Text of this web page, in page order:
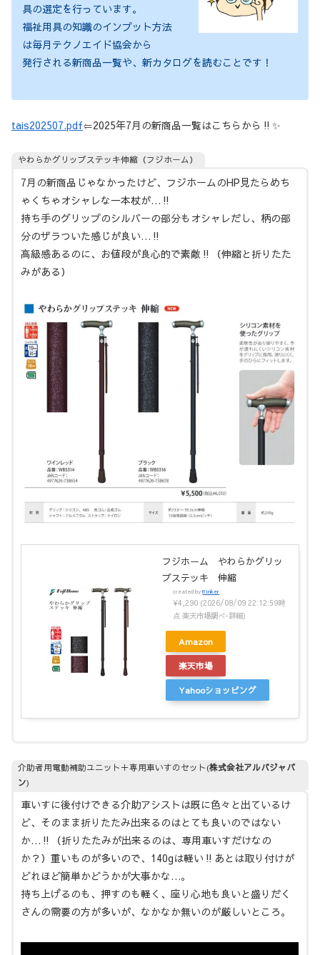
具の選定を行っています。
福祉用具の知識のインプット方法
は毎月テクノエイド協会から
発行される新商品一覧や、新カタログを読むことです！
tais202507.pdf⇐2025年7月の新商品一覧はこちらから‼✨
やわらかグリップステッキ伸縮（フジホーム）
7月の新商品じゃなかったけど、フジホームのHP見たらめち
ゃくちゃオシャレな一本杖が…‼
持ち手のグリップのシルバーの部分もオシャレだし、柄の部
分のザラついた感じが良い…‼
高級感あるのに、お値段が良心的で素敵‼（伸縮と折りたた
みがある）
フジホーム やわらかグリッ
プステッキ 伸縮
created byRinker
¥4,290 (2026/08/09 22:12:59時
点 楽天市場調べ-詳細)
Amazon
楽天市場
Yahooショッピング
介助者用電動補助ユニット＋専用車いすのセット(株式会社アルバジャパ
ン)
車いすに後付けできる介助アシストは既に色々と出ているけ
ど、そのまま折りたたみ出来るのはとても良いのではない
か…‼（折りたたみが出来るのは、専用車いすだけなの
か？）重いものが多いので、140gは軽い‼あとは取り付けが
どれほど簡単かどうかが大事かな…。
持ち上げるのも、押すのも軽く、座り心地も良いと盛りだく
さんの需要の方が多いが、なかなか無いのが厳しいところ。